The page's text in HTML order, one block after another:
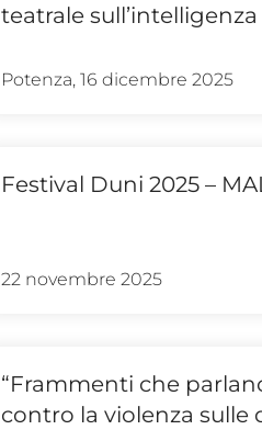
teatrale
Potenza, 16 dicembre 2025
Festival Duni 2025 –
22 novembre 2025
“Frammenti che
contro la violenza sulle